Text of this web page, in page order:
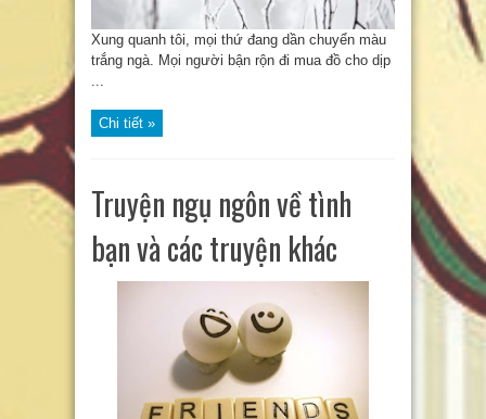
Xung quanh tôi, mọi thứ đang dần chuyển màu
trắng ngà. Mọi người bận rộn đi mua đồ cho dịp
...
Chi tiết »
Truyện ngụ ngôn về tình
bạn và các truyện khác